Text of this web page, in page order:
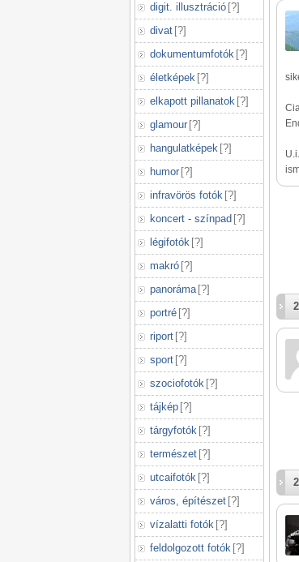
digit. illusztráció [?]
divat [?]
dokumentumfotók [?]
életképek [?]
elkapott pillanatok [?]
glamour [?]
hangulatképek [?]
humor [?]
infravörös fotók [?]
koncert - színpad [?]
légifotók [?]
makró [?]
panoráma [?]
portré [?]
riport [?]
sport [?]
szociofotók [?]
tájkép [?]
tárgyfotók [?]
természet [?]
utcaifotók [?]
város, építészet [?]
vízalatti fotók [?]
feldolgozott fotók [?]